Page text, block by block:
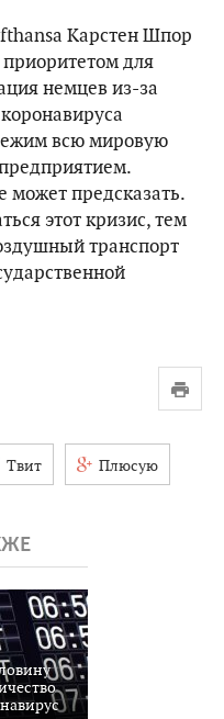
Карстен Шпор
для
немцев из-за
всю мировую
может предсказать.
этот кризис, тем
транспорт
Твит Плюсую